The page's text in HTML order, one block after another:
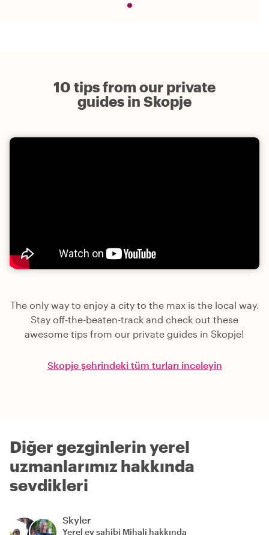
10 tips from our private
guides in Skopje
The only way to enjoy a city to the max is the local way.
Stay off-the-beaten-track and check out these
awesome tips from our private guides in Skopje!
Skopje şehrindeki tüm turları inceleyin
Diğer gezginlerin yerel
uzmanlarımız hakkında
sevdikleri
Skyler
Yerel ev sahibi Mihalj hakkında